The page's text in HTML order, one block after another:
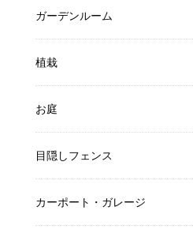
ガーデンルーム
植栽
お庭
目隠しフェンス
カーポート・ガレージ